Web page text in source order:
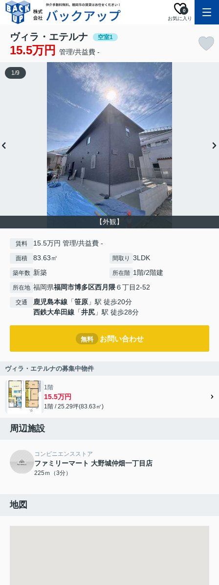
お気に入り
0
ヴィラ・エテルナ 空室1
15.5万円 管理/共益費 -
【外観】
1/9
賃料 15.5万円 管理/共益費 -
面積 83.63㎡ 間取り 3LDK
築年数 新築 所在階 1階/2階建
所在地 福岡県福岡市博多区西月隈６丁目2-52
交通 鹿児島本線 「笹原 」駅 徒歩20分
西鉄大牟田線 「井尻 」駅 徒歩28分
無料 お問い合わせ
ヴィラ・エテルナの募集中物件
1階
15.5万円
1階 / 25.29坪(83.63㎡)
周辺施設
コンビニエンスストア
ファミリーマート 大野城仲畑一丁目店
225ｍ（3分）
地図